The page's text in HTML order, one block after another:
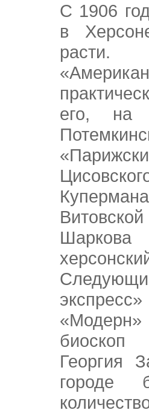
С 1906
в
его, на
биоскоп
Георгия
городе